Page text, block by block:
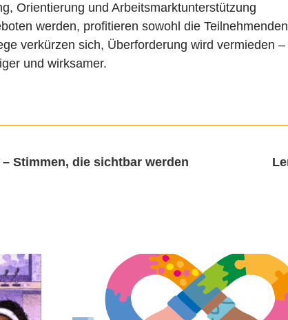
Orientierung und Arbeitsmarktunterstützung
werden, profitieren sowohl die Teilnehmenden
verkürzen sich, Überforderung wird vermieden –
und wirksamer.
Stimmen, die sichtbar werden